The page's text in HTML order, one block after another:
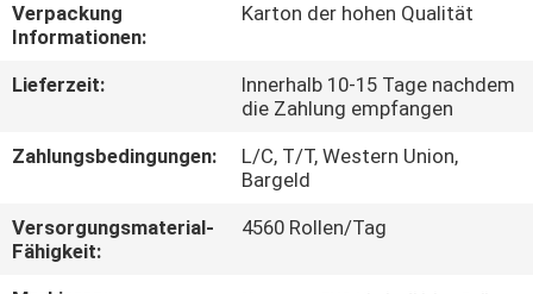
QUALITÄTSKONTROLLE
MIT
Verpackung
Informationen:
Karton der hohen Qualität
Lieferzeit:
Innerhalb 10-15 Tage nachdem
die Zahlung empfangen
Zahlungsbedingungen:
L/C, T/T, Western Union,
Bargeld
Versorgungsmaterial-
Fähigkeit:
4560 Rollen/Tag